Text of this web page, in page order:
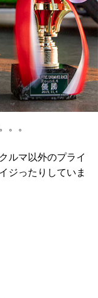
。。
ルマ以外のプライ
ジったりしていま